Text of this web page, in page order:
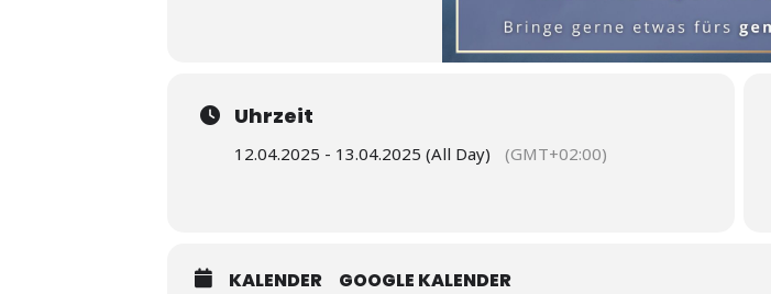
Uhrzeit
12.04.2025 - 13.04.2025 (All Day) (GMT+02:00)
KALENDER GOOGLE KALENDER